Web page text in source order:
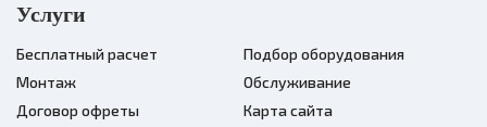
Услуги
Бесплатный расчет
Подбор оборудования
Монтаж
Обслуживание
Договор офреты
Карта сайта